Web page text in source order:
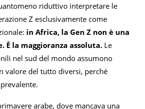
riduttivo interpretare le
Z esclusivamente come
in Africa, la Gen Z non è una
È la maggioranza assoluta. Le
nel sud del mondo assumono
valore del tutto diversi, perché
arabe, dove mancava una